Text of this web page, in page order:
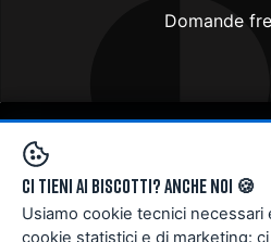
Domande
Copyright © 2024
Ci tieni ai biscotti? Anche noi 🍪
Usiamo cookie tecnici
cookie statistici e di marketing: